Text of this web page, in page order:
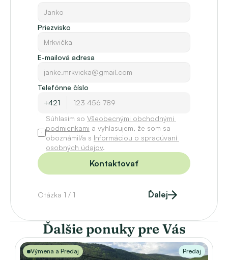
Firma ILP svojim klientom zároveň vie poradiť s
prerobením priestoru novej nehnuteľnosti, s jej
Ceny nehnuteľností sú stanovené majiteľmi a naše
spojeným so zmenou bývania.
Priezvisko
E-mailová adresa
Telefónne číslo
Súhlasím so Všeobecnými obchodnými
podmienkami a vyhlasujem, že som sa
oboznámil/a s Informáciou o spracúvaní
osobných údajov.
Kontaktovať
Otázka 1 / 1 Ďalej
Ďalšie ponuky pre Vás
Výmena a Predaj Predaj